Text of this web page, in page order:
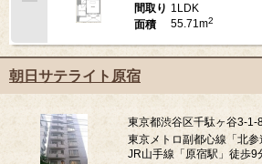
間取り 1LDK
面積
55.71m2
朝日サテライト原宿
東京都渋谷区千駄ヶ谷3-1-
東京メトロ副都心線「北
JR山手線「原宿駅」徒歩9